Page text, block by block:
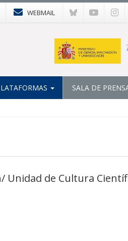
WEBMAIL
SALA DE
Unidad de Cultura